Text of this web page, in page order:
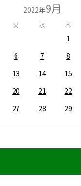
2022年9月
火 水 木
1
6 7 8
13 14 15
20 21 22
27 28 29